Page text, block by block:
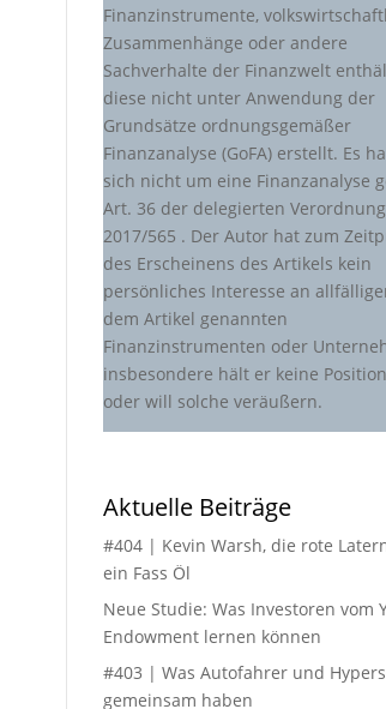
Finanzinstrumente,
Zusammenhänge oder andere
Sachverhalte der Finanzwelt
diese nicht unter Anwendung der
Grundsätze ordnungsgemäßer
Finanzanalyse (GoFA) erstellt. Es
sich nicht um eine Finanzanalyse
Art. 36 der delegierten Verordnung
2017/565 . Der Autor hat zum
des Erscheinens des Artikels kein
persönliches Interesse an
dem Artikel genannten
Finanzinstrumenten oder
insbesondere hält er keine
oder will solche veräußern.
Aktuelle Beiträge
#404 | Kevin Warsh, die rote
ein Fass Öl
Neue Studie: Was Investoren vom
Endowment lernen können
#403 | Was Autofahrer und
gemeinsam haben